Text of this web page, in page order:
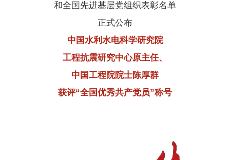
和全国先进基层党组织表彰名单
正式公布
中国水利水电科学研究院
工程抗震研究中心原主任、
中国工程院院士陈厚群
获评“全国优秀共产党员”称号